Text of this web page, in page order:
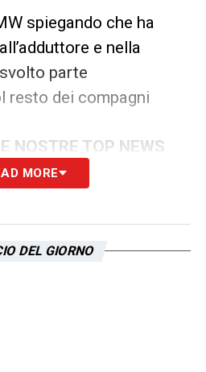
spiegando che ha
e nella
parte
resto dei compagni
NOSTRE TOP NEWS
MORE
DEL GIORNO